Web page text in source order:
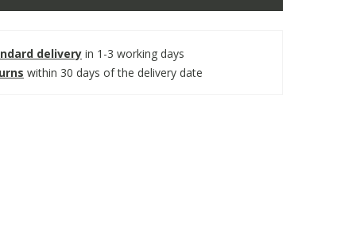
delivery in 1-3 working days
within 30 days of the delivery date